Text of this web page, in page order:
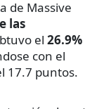
de Massive
las
el 26.9%
con el
17.7 puntos.